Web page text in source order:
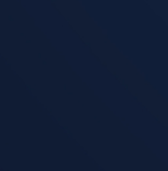
dẫn nước.